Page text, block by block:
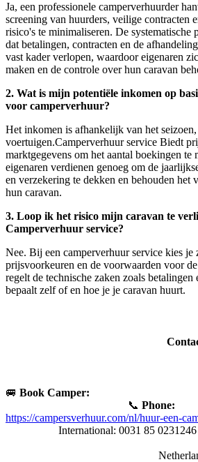
Ja, een professionele camperverhuurder
screening van huurders, veilige contracten
risico's te minimaliseren. De systematische
dat betalingen, contracten en de
vast kader verlopen, waardoor eigenaren
maken en de controle over hun caravan
2. Wat is mijn potentiële inkomen op
voor camperverhuur?
Het inkomen is afhankelijk van het
voertuigen.Camperverhuur service Biedt
marktgegevens om het aantal boekingen te
eigenaren verdienen genoeg om de
en verzekering te dekken en behouden het
hun caravan.
3. Loop ik het risico mijn caravan te
Camperverhuur service?
Nee. Bij een camperverhuur service kies je
prijsvoorkeuren en de voorwaarden voor
regelt de technische zaken zoals betalingen
bepaalt zelf of en hoe je je caravan huurt.
Contact
🚐 Book
📞 Phone:
https://campersverhuur.com/nl/huur-een-
International: 0031 85 0231246
Netherlands: 085-